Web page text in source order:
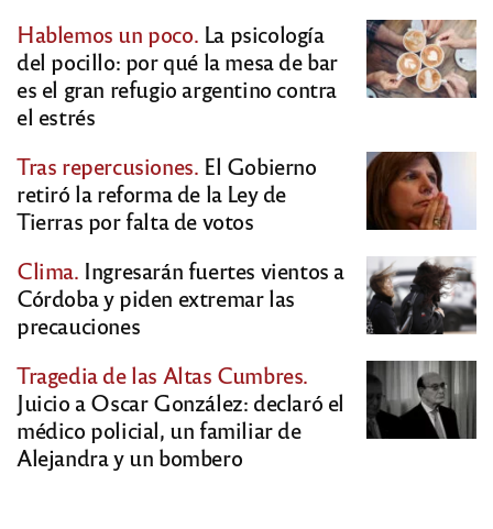
Hablemos un poco. La psicología
del pocillo: por qué la mesa de bar
es el gran refugio argentino contra
el estrés
Tras repercusiones. El Gobierno
retiró la reforma de la Ley de
Tierras por falta de votos
Clima. Ingresarán fuertes vientos a
Córdoba y piden extremar las
precauciones
Tragedia de las Altas Cumbres.
Juicio a Oscar González: declaró el
médico policial, un familiar de
Alejandra y un bombero